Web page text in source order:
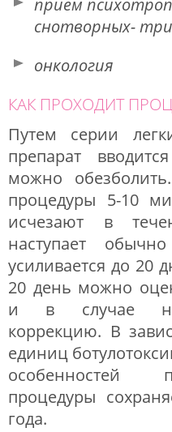
прием
снотворных-
онкология
КАК ПРОХОДИТ
Путем серии
препарат
можно
процедуры 5-10
исчезают в
наступает
усиливается до 20
20 день можно
и в случае
коррекцию. В
единиц
особенностей
процедуры
года.